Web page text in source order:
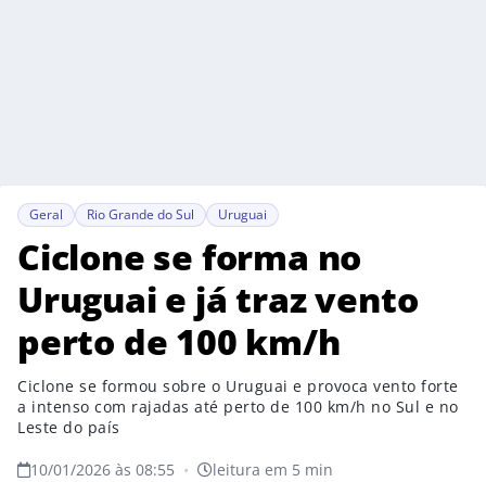
Geral Rio Grande do Sul Uruguai
Ciclone se forma no
Uruguai e já traz vento
perto de 100 km/h
Ciclone se formou sobre o Uruguai e provoca vento forte
a intenso com rajadas até perto de 100 km/h no Sul e no
Leste do país
10/01/2026 às 08:55 • leitura em 5 min